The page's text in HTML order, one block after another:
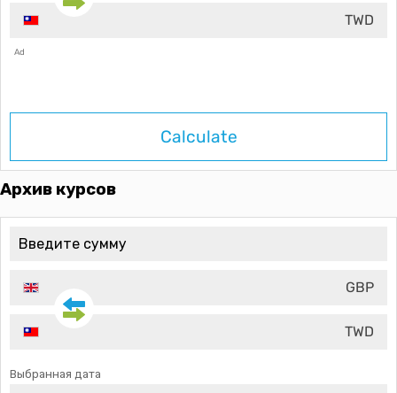
TWD
Ad
Calculate
Архив курсов
GBP
TWD
Выбранная дата